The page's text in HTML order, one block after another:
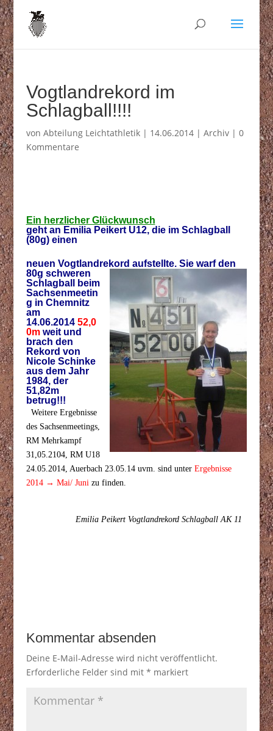
Vogtlandrekord im
Schlagball!!!!
von Abteilung Leichtathletik| 14.06.2014| Archiv| 0
Kommentare
Ein herzlicher Glückwunsch
geht an Emilia Peikert U12, die im Schlagball
(80g) einen
neuen Vogtlandrekord aufstellte. Sie warf den
80g schweren
Schlagball beim
Sachsenmeetin
g in Chemnitz
am
14.06.2014 52,0
0mweit und
brach den
Rekord von
Nicole Schinke
aus dem Jahr
1984, der
51,82m
betrug!!!
Weitere Ergebnisse
des Sachsenmeetings,
RM Mehrkampf
31,05.2104, RM U18
24.05.2014, Auerbach 23.05.14 uvm. sind unter Ergebnisse
2014 → Mai/ Juni zu finden.
Emilia Peikert Vogtlandrekord Schlagball AK 11
Kommentar absenden
Deine E-Mail-Adresse wird nicht veröffentlicht.
Erforderliche Felder sind mit * markiert